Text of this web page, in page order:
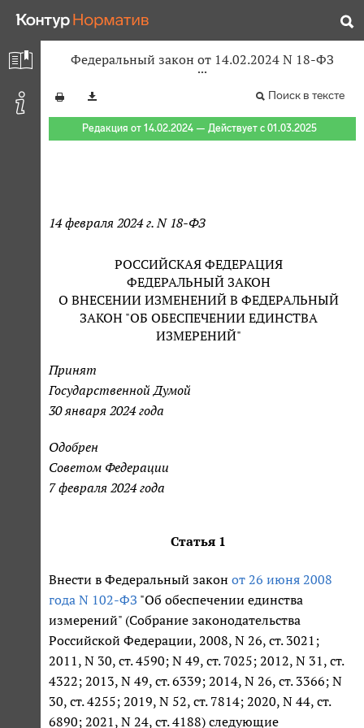
Федеральный закон от 14.02.2024 N 18-ФЗ
Поиск в тексте
Редакция от 14.02.2024 — Действует с 01.03.2025
14 февраля 2024 г. N 18-ФЗ
РОССИЙСКАЯ ФЕДЕРАЦИЯ
ФЕДЕРАЛЬНЫЙ ЗАКОН
О ВНЕСЕНИИ ИЗМЕНЕНИЙ В ФЕДЕРАЛЬНЫЙ
ЗАКОН "ОБ ОБЕСПЕЧЕНИИ ЕДИНСТВА
ИЗМЕРЕНИЙ"
Принят
Государственной Думой
30 января 2024 года
Одобрен
Советом Федерации
7 февраля 2024 года
Статья 1
Внести в Федеральный закон от 26 июня 2008
года N 102-ФЗ "Об обеспечении единства
измерений" (Собрание законодательства
Российской Федерации, 2008, N 26, ст. 3021;
2011, N 30, ст. 4590; N 49, ст. 7025; 2012, N 31, ст.
4322; 2013, N 49, ст. 6339; 2014, N 26, ст. 3366; N
30, ст. 4255; 2019, N 52, ст. 7814; 2020, N 44, ст.
6890; 2021, N 24, ст. 4188) следующие